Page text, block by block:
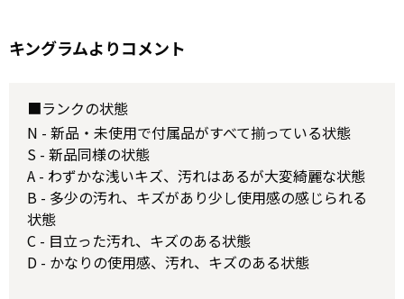
キングラムよりコメント
■ランクの状態
N - 新品・未使用で付属品がすべて揃っている状態
S - 新品同様の状態
A - わずかな浅いキズ、汚れはあるが大変綺麗な状態
B - 多少の汚れ、キズがあり少し使用感の感じられる
状態
C - 目立った汚れ、キズのある状態
D - かなりの使用感、汚れ、キズのある状態